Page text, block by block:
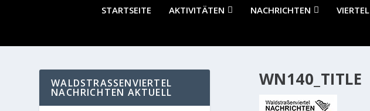
STARTSEITE AKTIVITÄTEN NACHRICHTEN VIERTEL
WN140_TITLE
WALDSTRASSENVIERTEL N
ACHRICHTEN AKTUELL